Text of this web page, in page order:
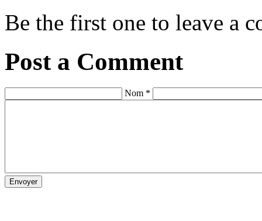
Be the first one to leave a
Post a Comment
Nom *